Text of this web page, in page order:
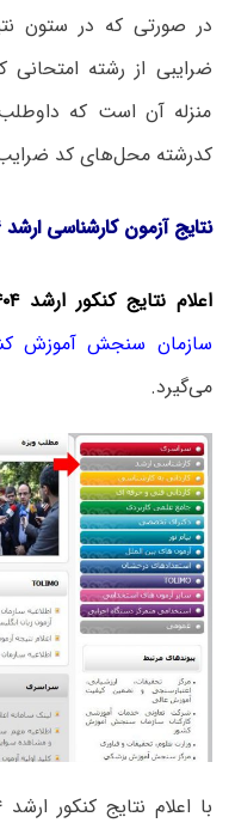
در صورتی که در ستون
ضرایبی از رشته امتحانی
منزله آن است که
کدرشته محل‌های کد
نتایج آزمون کارشناسی ارشد ۱۴۰۴ در کدام سایت اعلام می‌شود؟
اعلام نتایج کنکور ارشد ۱۴۰۴ سراسری و آزاد
سازمان سنجش آموزش
می‌گیرد.